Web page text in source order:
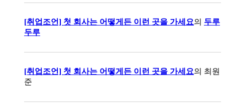
[취업조언] 첫 회사는 어떻게든 이런 곳을 가세요의 두루
두루
[취업조언] 첫 회사는 어떻게든 이런 곳을 가세요의 최원
준